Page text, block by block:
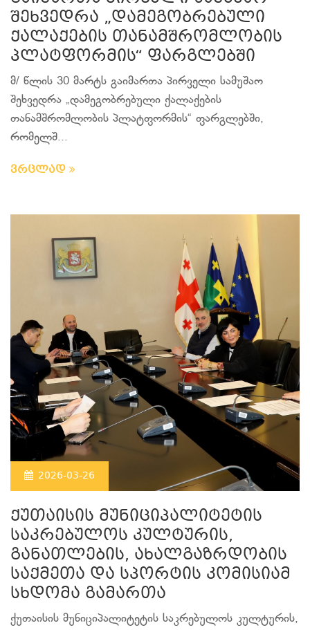
შეხვედრა „დამეგობრებული
ქალაქების თანამშრომლობის
პლატფორმის“ ფარგლებში
მ/ წლის 30 მარტს გაიმართა პირველი სამუშაო
შეხვედრა „დამეგობრებული ქალაქების
თანამშრომლობის პლატფორმის“ ფარგლებში,
რომელშ...
ვრცლად
2026-03-26
ქუთაისის მუნიციპალიტეტის
საკრებულოს კულტურის,
განათლების, ახალგაზრდობის
საქმეთა და სპორტის კომისიამ
სხდომა გამართა
ქუთაისის მუნიციპალიტეტის საკრებულოს კულტურის,